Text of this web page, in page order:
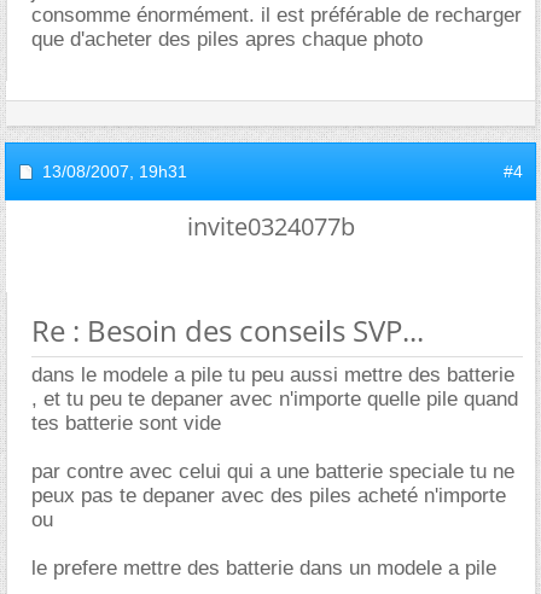
consomme énormément. il est préférable de recharger
que d'acheter des piles apres chaque photo
13/08/2007, 19h31 #4
invite0324077b
Re : Besoin des conseils SVP...
dans le modele a pile tu peu aussi mettre des batterie
, et tu peu te depaner avec n'importe quelle pile quand
tes batterie sont vide
par contre avec celui qui a une batterie speciale tu ne
peux pas te depaner avec des piles acheté n'importe
ou
le prefere mettre des batterie dans un modele a pile